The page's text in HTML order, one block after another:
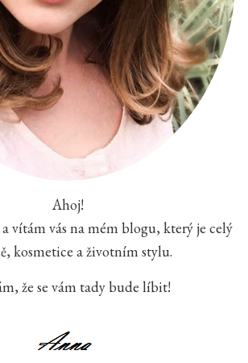
Ahoj!
vítám vás na mém blogu, který je celý
kosmetice a životním stylu.
že se vám tady bude líbit!